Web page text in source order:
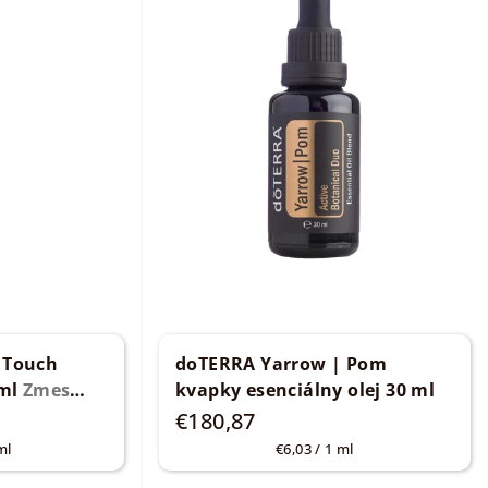
Zmes
doTERRA Yarrow | Pom
kvapky esenciálny olej 30 ml
€180,87
Jednotková
cena:
€6,03 / 1 ml